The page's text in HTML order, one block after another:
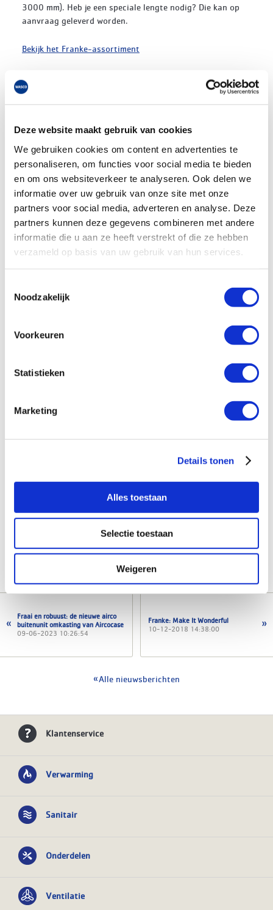
Deze website maakt gebruik van cookies
We gebruiken cookies om content en advertenties te
personaliseren, om functies voor social media te bieden
en om ons websiteverkeer te analyseren. Ook delen we
informatie over uw gebruik van onze site met onze
partners voor social media, adverteren en analyse. Deze
partners kunnen deze gegevens combineren met andere
informatie die u aan ze heeft verstrekt of die ze hebben
verzameld op basis van uw gebruik van hun services.
Noodzakelijk
Voorkeuren
Statistieken
Marketing
Details tonen
Alles toestaan
Selectie toestaan
Weigeren
3000 mm). Heb je een speciale lengte nodig? Die kan op
aanvraag geleverd worden.
Bekijk het Franke-assortiment
DRYX600 230 V met HEPA filter,
zilver
artikelnr: 30403098
leveranciersnr: 2030069907
Product soort: Handendroger
Serie: Hands-in
Materiaal: Abs
Kleur: Zilver
Hoogte: 699 mm
€1.094,00
Tags
Rothenberger Spiral starterset
Slimmer ventileren met Ubbink
Ontdek de updates voor de ValkPitched Slimline Twist dakhaak
Fraai en robuust: de nieuwe airco
buitenunit omkasting van Aircocase
09-06-2023 10:26:54
Franke: Make It Wonderful
10-12-2018 14:38:00
Alle nieuwsberichten
Klantenservice
Verwarming
Sanitair
Onderdelen
Ventilatie